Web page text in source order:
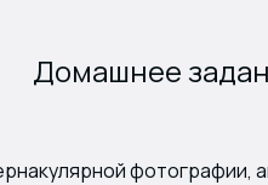
Домашнее
фотографии,